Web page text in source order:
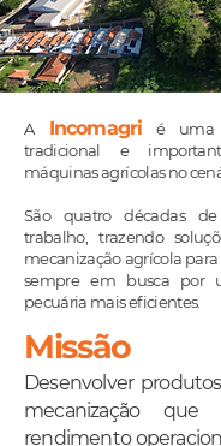
A Incomagri
é uma
tradicional e
máquinas agrícolas no
São quatro décadas
trabalho, trazendo
mecanização agrícola
sempre em busca por
pecuária mais eficientes.
Missão
Desenvolver
mecanização que
rendimento